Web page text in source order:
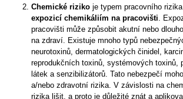
Chemické riziko je typem pracovního
expozicí chemikáliím na pracovišti .
pracovišti může způsobit akutní nebo
na zdraví. Existuje mnoho typů
neurotoxinů, dermatologických činidel,
reprodukčních toxinů, systémových toxinů,
látek a senzibilizátorů. Tato nebezpečí
a/nebo zdravotní rizika. V závislosti na
rizika lišit, a proto je důležité znát a